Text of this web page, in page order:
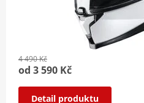
4 490 Kč
od 3 590 Kč
Detail produktu